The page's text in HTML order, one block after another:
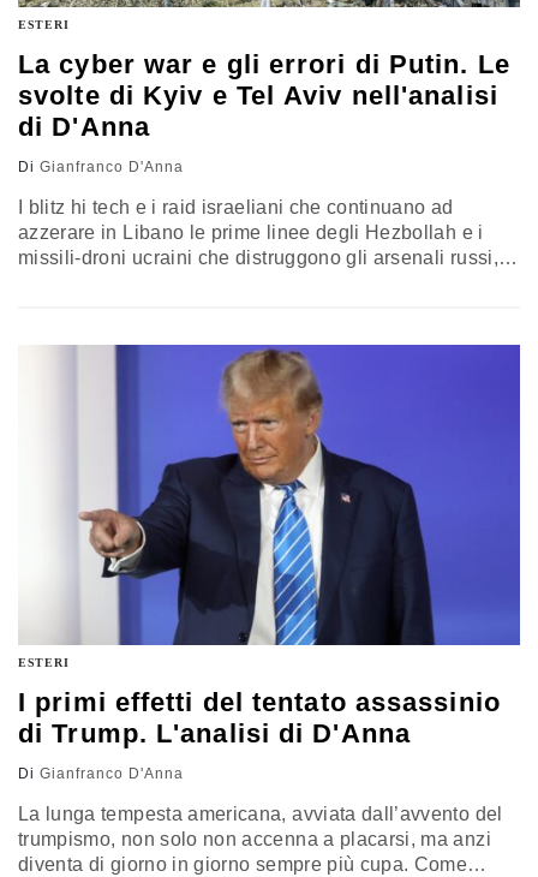
ESTERI
La cyber war e gli errori di Putin. Le
svolte di Kyiv e Tel Aviv nell'analisi
di D'Anna
Di Gianfranco D'Anna
I blitz hi tech e i raid israeliani che continuano ad
azzerare in Libano le prime linee degli Hezbollah e i
missili-droni ucraini che distruggono gli arsenali russi,
Cremlino. L’analisi di Gianfranco D’Anna
ESTERI
I primi effetti del tentato assassinio
di Trump. L'analisi di D'Anna
Di Gianfranco D'Anna
La lunga tempesta americana, avviata dall’avvento del
trumpismo, non solo non accenna a placarsi, ma anzi
diventa di giorno in giorno sempre più cupa. Come